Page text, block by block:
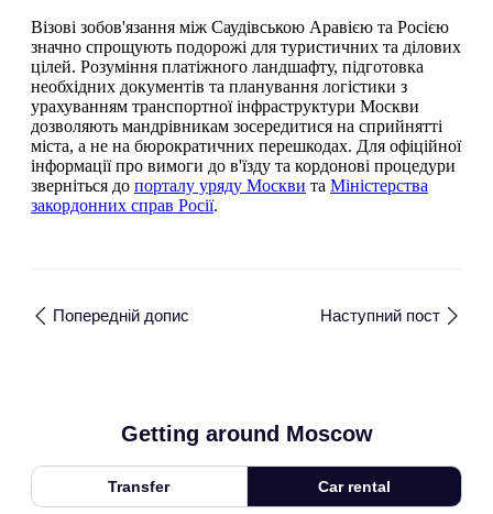
Візові зобов'язання між Саудівською Аравією та Росією
значно спрощують подорожі для туристичних та ділових
цілей. Розуміння платіжного ландшафту, підготовка
необхідних документів та планування логістики з
урахуванням транспортної інфраструктури Москви
дозволяють мандрівникам зосередитися на сприйнятті
міста, а не на бюрократичних перешкодах. Для офіційної
інформації про вимоги до в'їзду та кордонові процедури
зверніться до порталу уряду Москви та Міністерства
закордонних справ Росії.
Попередній допис Наступний пост
Getting around Moscow
Transfer Car rental